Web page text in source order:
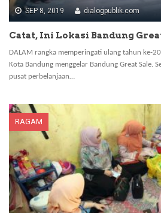
SEP 8, 2019 dialogpublik.com
Catat, Ini Lokasi Bandung
DALAM rangka memperingati ulang tahun ke-
Kota Bandung menggelar Bandung Great Sale.
pusat perbelanjaan…
RAGAM